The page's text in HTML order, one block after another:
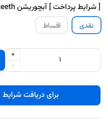
[ شرایط پرداخت ] آبچوریشن Fast Pack Eighteeth:
نقدی اقساط
-
+
برای دریافت شرایط